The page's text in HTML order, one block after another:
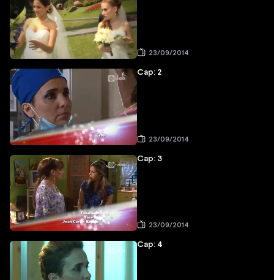
23/09/2014
Cap: 2
23/09/2014
Cap: 3
23/09/2014
Cap: 4